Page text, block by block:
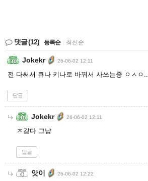
댓글(12) 등록순 최신순
Jokekr 26-06-02 12:11
전 다써서 큐나 키나로 바꿔서 사쓰는중 ㅇㅅㅇ..
답글
Jokekr 26-06-02 12:11
ㅈ같다 그냥
답글
앗이 26-06-02 12:22